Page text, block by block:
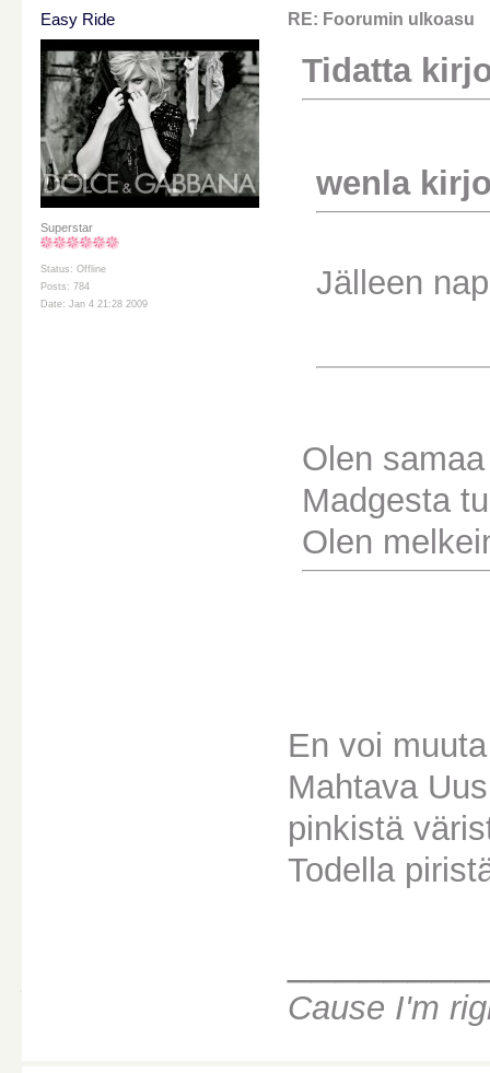
Easy Ride
Superstar
Status: Offline
Posts: 784
Date: Jan 4 21:28 2009
RE: Foorumin ulkoasu
Tidatta
wenla
Jälleen
Olen
Madgesta
Olen
En voi
Mahtava
pinkistä
Todella
Cause I'm